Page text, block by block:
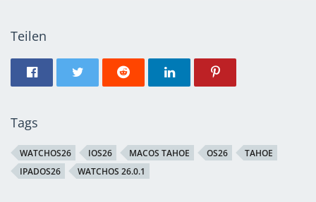
Teilen
Tags
WATCHOS26 IOS26 MACOS TAHOE OS26
TAHOE
IPADOS26
WATCHOS 26.0.1